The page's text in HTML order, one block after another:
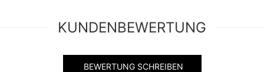
KUNDENBEWERTUNG
BEWERTUNG SCHREIBEN